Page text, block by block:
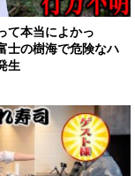
て本当によかっ
の樹海で危険なハ
生